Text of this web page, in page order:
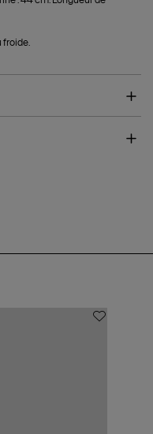
froide.